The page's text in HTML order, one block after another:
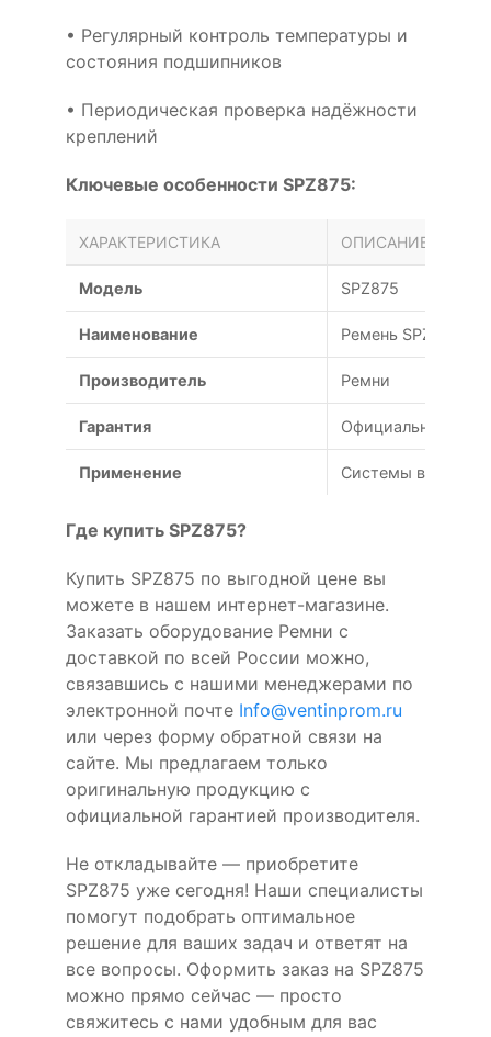
• Регулярный контроль температуры и
состояния подшипников
• Периодическая проверка надёжности
креплений
Ключевые особенности SPZ875:
ХАРАКТЕРИСТИКА ОПИСАНИЕ
Модель SPZ875
Наименование Ремень SPZ 875
Производитель Ремни
Гарантия Официальная
Применение Системы
Где купить SPZ875?
Купить SPZ875 по выгодной цене вы
можете в нашем интернет-магазине.
Заказать оборудование Ремни с
доставкой по всей России можно,
связавшись с нашими менеджерами по
электронной почте Info@ventinprom.ru
или через форму обратной связи на
сайте. Мы предлагаем только
оригинальную продукцию с
официальной гарантией производителя.
Не откладывайте — приобретите
SPZ875 уже сегодня! Наши специалисты
помогут подобрать оптимальное
решение для ваших задач и ответят на
все вопросы. Оформить заказ на SPZ875
можно прямо сейчас — просто
свяжитесь с нами удобным для вас